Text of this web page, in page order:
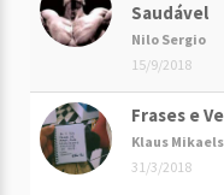
Saudável
Nilo Sergio
15/9/2018
Frases e
Klaus
31/3/2018